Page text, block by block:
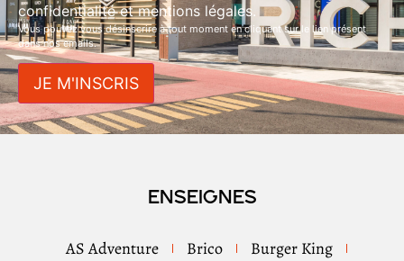
confidentialité et mentions légales.
Vous pouvez vous désinscrire à tout moment en cliquant sur le lien présent
dans nos emails.
Enseignes
AS Adventure Brico Burger King